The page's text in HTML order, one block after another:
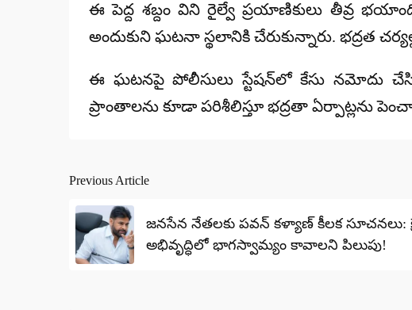
ఈ పెద్ద శబ్దం విని రైల్వే ప్రయాణికులు తీవ్ర
అందుకుని ఘటనా స్థలానికి చేరుకున్నారు. భద్రత
ఈ ఘటనపై పోలీసులు స్టేషన్‌లో కేసు నమోదు చేసి
ప్రాంతాలను కూడా పరిశీలిస్తూ భద్రతా ఏర్పాట్లను
Post
navigation
Previous Article
జనసేన నేతలకు పవన్ కళ్యాణ్ కీలక సూచనలు:
అభివృద్ధిలో భాగస్వామ్యం కావాలని పిలుపు!